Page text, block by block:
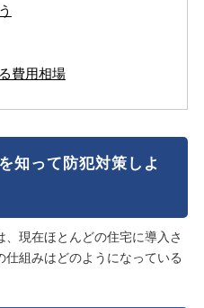
費用相場
知って防犯対策しよ
現在ほとんどの住宅に導入さ
組みはどのようになっている